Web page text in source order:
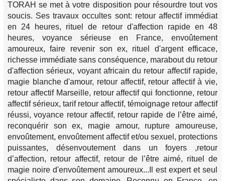
TORAH se met à votre disposition pour résourdre tout vos
soucis. Ses travaux occultes sont: retour affectif immédiat
en 24 heures, rituel de retour d'affection rapide en 48
heures, voyance sérieuse en France, envoûtement
amoureux, faire revenir son ex, rituel d'argent efficace,
richesse immédiate sans conséquence, marabout du retour
d'affection sérieux, voyant africain du retour affectif rapide,
magie blanche d'amour, retour affectif, retour affectif à vie,
retour affectif Marseille, retour affectif qui fonctionne, retour
affectif sérieux, tarif retour affectif, témoignage retour affectif
réussi, voyance retour affectif, retour rapide de l’être aimé,
reconquérir son ex, magie amour, rupture amoureuse,
envoûtement, envoûtement affectif et/ou sexuel, protections
puissantes, désenvoutement dans un foyers ,retour
d’affection, retour affectif, retour de l’être aimé, rituel de
magie noire d'envoûtement amoureux...Il est expert et seul